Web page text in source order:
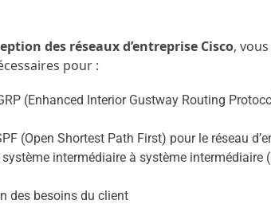
des réseaux d’entreprise Cisco,
pour :
(Enhanced Interior Gustway Routing
(Open Shortest Path First) pour le réseau
intermédiaire à système intermédiaire
des besoins du client